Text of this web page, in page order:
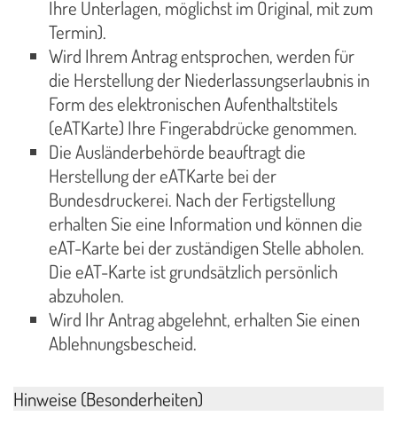
Ihre Unterlagen, möglichst im Original, mit zum
Termin).
Wird Ihrem Antrag entsprochen, werden für
die Herstellung der Niederlassungserlaubnis in
Form des elektronischen Aufenthaltstitels
(eATKarte) Ihre Fingerabdrücke genommen.
Die Ausländerbehörde beauftragt die
Herstellung der eATKarte bei der
Bundesdruckerei. Nach der Fertigstellung
erhalten Sie eine Information und können die
eAT-Karte bei der zuständigen Stelle abholen.
Die eAT-Karte ist grundsätzlich persönlich
abzuholen.
Wird Ihr Antrag abgelehnt, erhalten Sie einen
Ablehnungsbescheid.
Hinweise (Besonderheiten)